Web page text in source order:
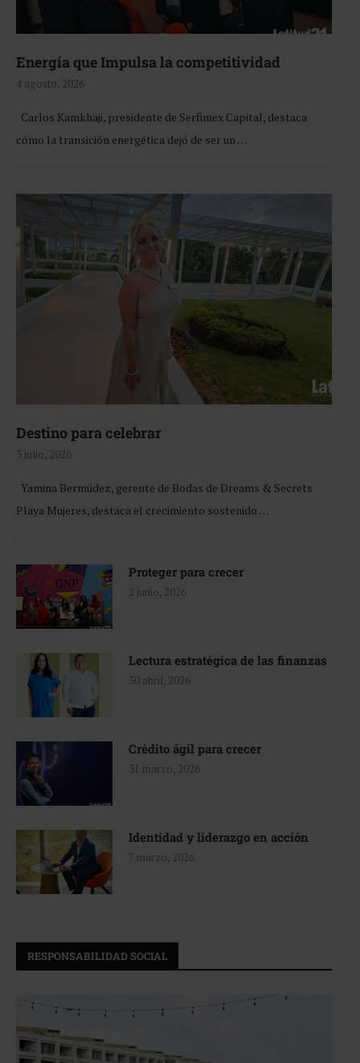
Energía que Impulsa la competitividad
4 agosto, 2026
Carlos Kamkhaji, presidente de Serfimex Capital, destaca
cómo la transición energética dejó de ser un …
Destino para celebrar
3 julio, 2026
Yamina Bermúdez, gerente de Bodas de Dreams & Secrets
Playa Mujeres, destaca el crecimiento sostenido …
Proteger para crecer
2 junio, 2026
Lectura estratégica de las finanzas
30 abril, 2026
Crédito ágil para crecer
31 marzo, 2026
Identidad y liderazgo en acción
7 marzo, 2026
RESPONSABILIDAD SOCIAL